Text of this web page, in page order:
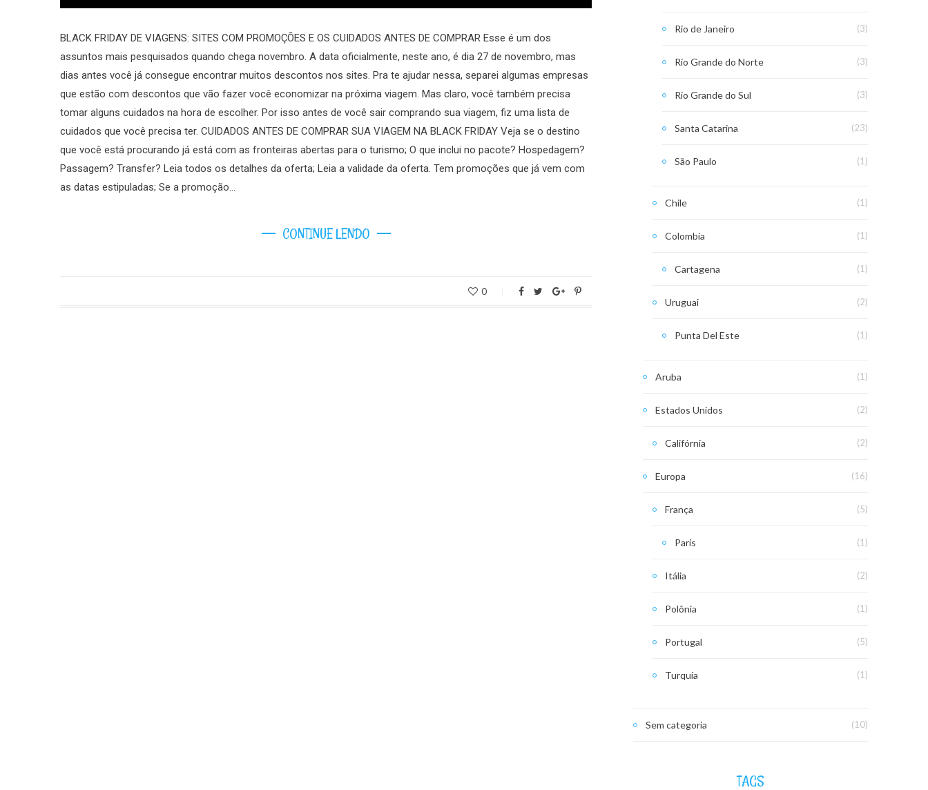
BLACK FRIDAY DE VIAGENS: SITES COM PROMOÇÕES E OS CUIDADOS ANTES DE COMPRAR Esse é um dos
assuntos mais pesquisados quando chega novembro. A data oficialmente, neste ano, é dia 27 de novembro, mas
dias antes você já consegue encontrar muitos descontos nos sites. Pra te ajudar nessa, separei algumas empresas
que estão com descontos que vão fazer você economizar na próxima viagem. Mas claro, você também precisa
tomar alguns cuidados na hora de escolher. Por isso antes de você sair comprando sua viagem, fiz uma lista de
cuidados que você precisa ter. CUIDADOS ANTES DE COMPRAR SUA VIAGEM NA BLACK FRIDAY Veja se o destino
que você está procurando já está com as fronteiras abertas para o turismo; O que inclui no pacote? Hospedagem?
Passagem? Transfer? Leia todos os detalhes da oferta; Leia a validade da oferta. Tem promoções que já vem com
as datas estipuladas; Se a promoção…
CONTINUE LENDO
0
Rio de Janeiro (3)
Rio Grande do Norte (3)
Rio Grande do Sul (3)
Santa Catarina (23)
São Paulo (1)
Chile (1)
Colombia (1)
Cartagena (1)
Uruguai (2)
Punta Del Este (1)
Aruba (1)
Estados Unidos (2)
Califórnia (2)
Europa (16)
França (5)
Paris (1)
Itália (2)
Polônia (1)
Portugal (5)
Turquia (1)
Sem categoria (10)
TAGS